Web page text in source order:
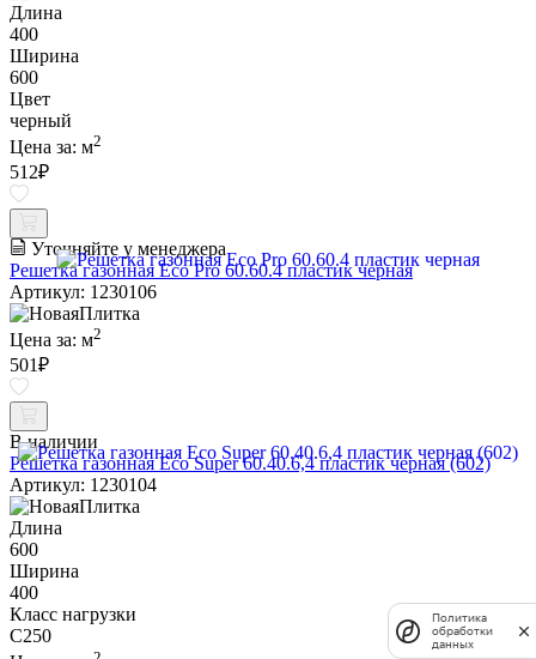
Длина
400
Ширина
600
Цвет
черный
Цена за: м2
512₽
Уточняйте у менеджера
Решетка газонная Eco Pro 60.60.4 пластик черная
Артикул: 1230106
Цена за: м2
501₽
В наличии
Решетка газонная Eco Super 60.40.6,4 пластик черная (602)
Артикул: 1230104
Длина
600
Ширина
400
Класс нагрузки
C250
Политика
обработки
данных